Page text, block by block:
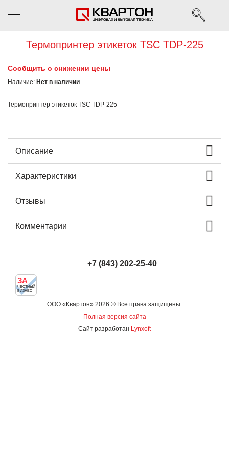
Термопринтер этикеток TSC TDP-225
Сообщить о снижении цены
Наличие: Нет в наличии
Термопринтер этикеток TSC TDP-225
Описание
Характеристики
Отзывы
Комментарии
+7 (843) 202-25-40
ЗА
ЧЕСТНЫЙ
БИЗНЕС
ООО «Квартон» 2026 © Все права защищены.
Полная версия сайта
Сайт разработан Lynxoft